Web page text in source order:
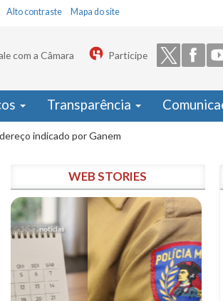
Alto contraste Mapa do site
com a Câmara Participe
Transparência
indicado por Ganem
WEB STORIES